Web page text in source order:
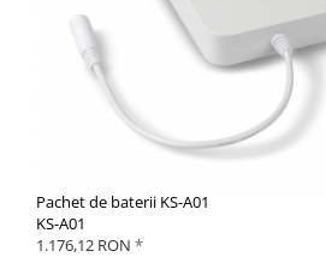
Pachet de baterii KS-A01
KS-A01
1.176,12 RON *